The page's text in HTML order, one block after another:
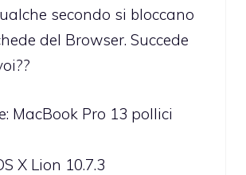
secondo si bloccano
del Browser. Succede
MacBook Pro 13 pollici
X Lion 10.7.3